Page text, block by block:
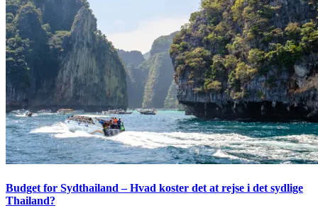
Budget for Sydthailand – Hvad koster det at rejse i det sydlige
Thailand?